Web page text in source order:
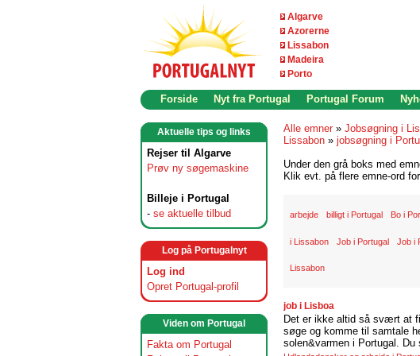
Algarve
Azorerne
Lissabon
Madeira
Porto
Forside Nyt fra Portugal Portugal Forum
Aktuelle tips og links
Rejser til Algarve
Prøv ny søgemaskine
Billeje i Portugal
- se aktuelle tilbud
Log på Portugalnyt
Log ind
Opret Portugal-profil
Viden om Portugal
Fakta om Portugal
Alle emner » Jobsøgning i
Lissabon » jobsøgning i
Under den grå boks med
Klik evt. på flere emne-ord
arbejde billigt i Portugal Bo i
i Lissabon Job i Portugal Job i
Lissabon
job i Lisboa
Det er ikke altid så svært at
søge og komme til samtale
solen&varmen i Portugal.